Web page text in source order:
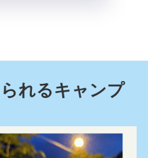
れるキャンプ